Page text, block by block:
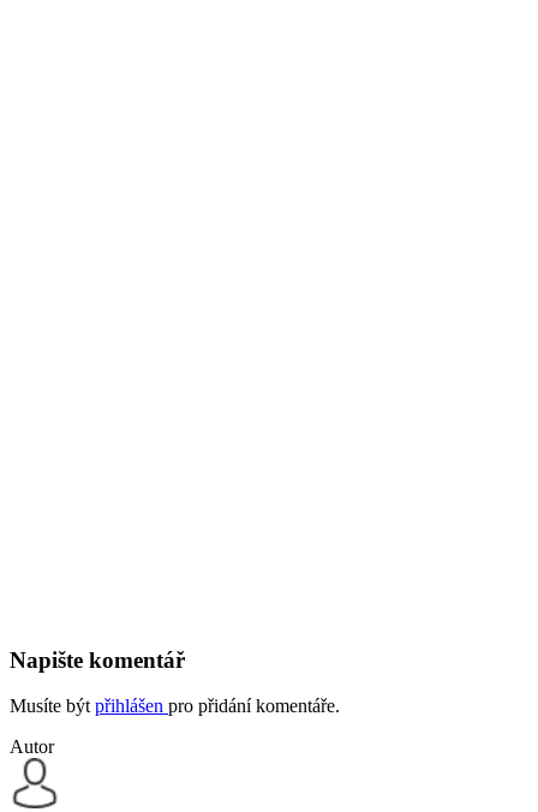
Napište komentář
Musíte být přihlášen pro přidání komentáře.
Autor